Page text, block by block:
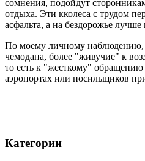
сомнения, подойдут
отдыха. Эти кколеса с трудом
асфальта, а на бездорожье лучше
По моему личному наблюдению,
чемодана, более "живучие" к
то есть к "жесткому" обращению
аэропортах или носильщиков
Категории